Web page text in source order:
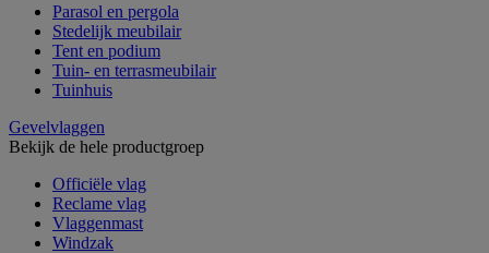
Parasol en pergola
Stedelijk meubilair
Tent en podium
Tuin- en terrasmeubilair
Tuinhuis
Gevelvlaggen
Bekijk de hele productgroep
Officiële vlag
Reclame vlag
Vlaggenmast
Windzak